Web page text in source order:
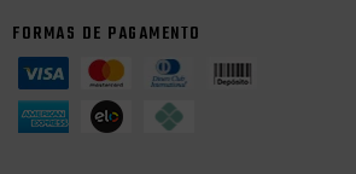
FORMAS DE PAGAMENTO